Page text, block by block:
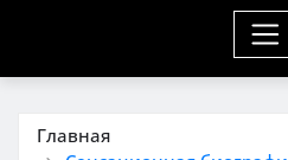
Главная